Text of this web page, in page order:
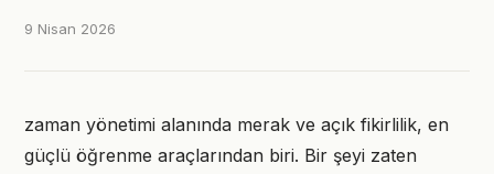
9 Nisan 2026
zaman yönetimi alanında merak ve açık fikirlilik, en
güçlü öğrenme araçlarından biri. Bir şeyi zaten